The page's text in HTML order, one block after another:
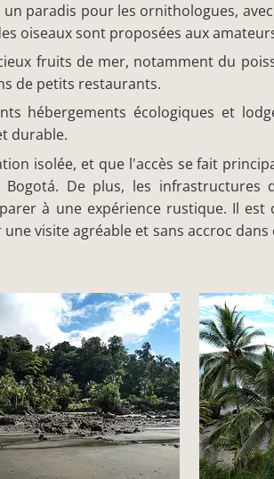
paradis pour les ornithologues,
oiseaux sont proposées aux
fruits de mer, notamment du
de petits restaurants.
hébergements écologiques et
durable.
isolée, et que l'accès se fait
De plus, les infrastructures
à une expérience rustique. Il est
visite agréable et sans accroc